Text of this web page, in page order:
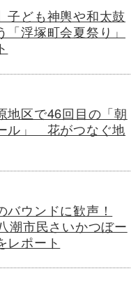
子ども神輿や和太鼓
「浮塚町会夏祭り」
地区で46回目の「朝
ル」 花がつなぐ地
バウンドに歓声！
潮市民さいかつぼー
レポート